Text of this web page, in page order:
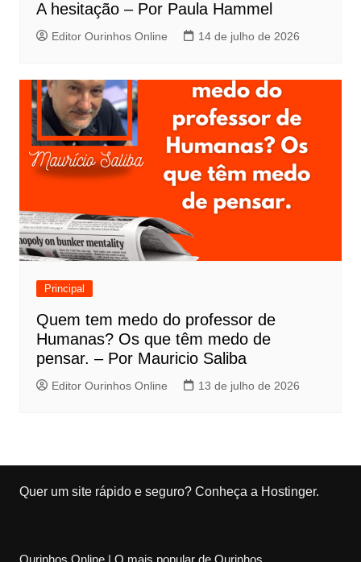
A hesitação – Por Paula Hammel
Editor Ourinhos Online 14 de julho de 2026
Principal
Quem tem medo do professor de
Humanas? Os que têm medo de
pensar. – Por Mauricio Saliba
Editor Ourinhos Online 13 de julho de 2026
Quer um site rápido e seguro? Conheça a Hostinger.
Ourinhos.Online | O mais popular de Ourinhos